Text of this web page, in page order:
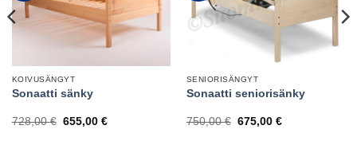
KOIVUSÄNGYT
Sonaatti sänky
728,00€ Alkuperäinen
655,00 €Nykyinen
SENIORISÄNGYT
Sonaatti seniorisänky
750,00€ Alkuperäinen
675,00 €Nykyinen